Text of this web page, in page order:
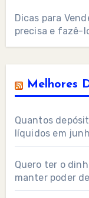
Dicas para
precisa e fazê-
Melhores
Quantos
líquidos em
Quero ter o
manter poder